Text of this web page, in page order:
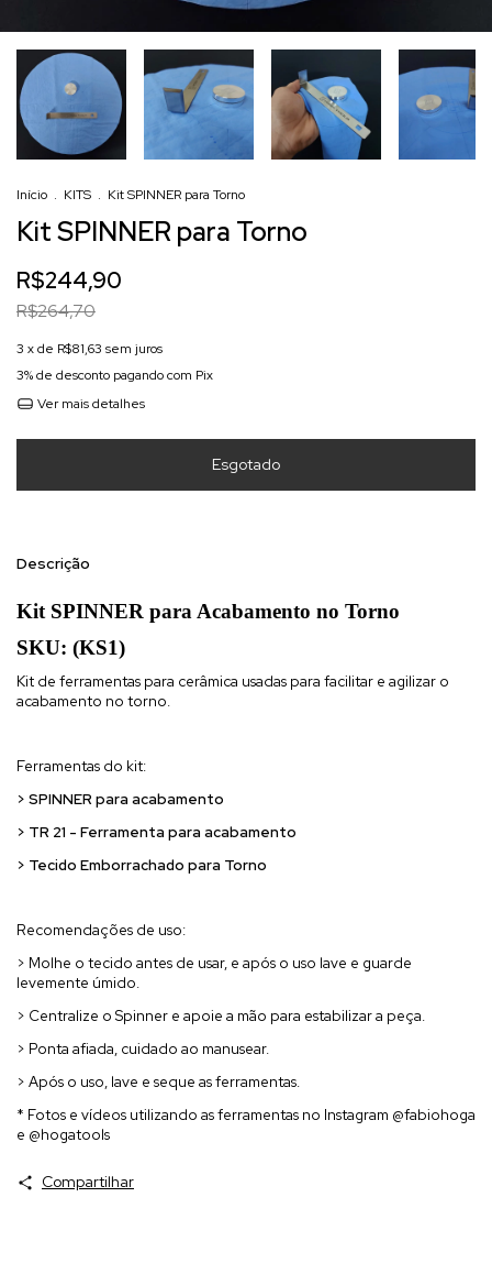
Início . KITS . Kit SPINNER para Torno
Kit SPINNER para Torno
R$244,90
R$264,70
3 x de R$81,63 sem juros
3% de desconto pagando com Pix
Ver mais detalhes
Descrição
Kit SPINNER para Acabamento no Torno
SKU: (KS1)
Kit de ferramentas para cerâmica usadas para facilitar e agilizar o
acabamento no torno.
Ferramentas do kit:
> SPINNER para acabamento
> TR 21 - Ferramenta para acabamento
> Tecido Emborrachado para Torno
Recomendações de uso:
> Molhe o tecido antes de usar, e após o uso lave e guarde
levemente úmido.
> Centralize o Spinner e apoie a mão para estabilizar a peça.
> Ponta afiada, cuidado ao manusear.
> Após o uso, lave e seque as ferramentas.
* Fotos e vídeos utilizando as ferramentas no Instagram @fabiohoga
e @hogatools
Compartilhar